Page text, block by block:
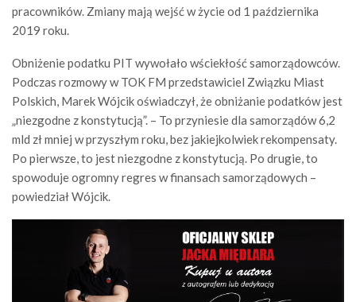
pracowników. Zmiany mają wejść w życie od 1 października
2019 roku.
Obniżenie podatku PIT wywołało wściekłość samorządowców.
Podczas rozmowy w TOK FM przedstawiciel Związku Miast
Polskich, Marek Wójcik oświadczył, że obniżanie podatków jest
„niezgodne z konstytucją”. – To przyniesie dla samorządów 6,2
mld zł mniej w przyszłym roku, bez jakiejkolwiek rekompensaty.
Po pierwsze, to jest niezgodne z konstytucją. Po drugie, to
spowoduje ogromny regres w finansach samorządowych –
powiedział Wójcik.